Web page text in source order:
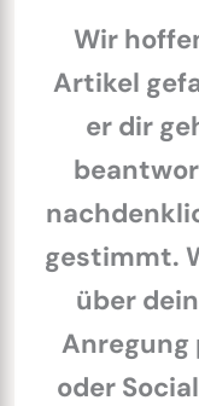
Wir
Artikel
er dir
gestimmt.
über
Anregung
oder